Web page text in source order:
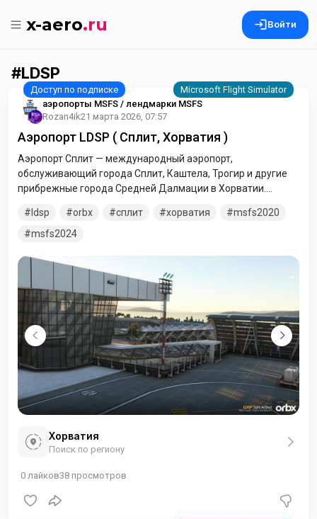
x-aero.ru Войти
LDSP
аэропорты MSFS / лендмарки MSFS
Rozan4ik21 марта 2026, 07:57
Аэропорт LDSP ( Сплит, Хорватия )
Аэропорт Сплит — международный аэропорт,
обслуживающий города Сплит, Каштела, Трогир и другие
прибрежные города Средней Далмации в Хорватии.
аэропорт Хорватии.
ldsp orbx сплит хорватия
msfs2020
msfs2024
Хорватия
Поиск по региону
0 лайков38 просмотров